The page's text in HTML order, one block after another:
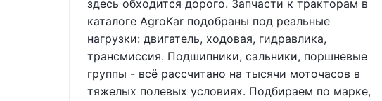
здесь обходится дорого. Запчасти к тракторам в
каталоге AgroKar подобраны под реальные
нагрузки: двигатель, ходовая, гидравлика,
трансмиссия. Подшипники, сальники, поршневые
группы - всё рассчитано на тысячи моточасов в
тяжелых полевых условиях. Подбираем по марке,